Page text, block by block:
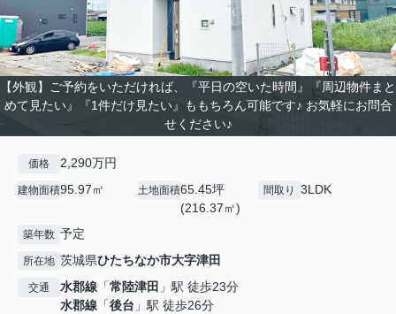
【外観】ご予約をいただければ、『平日の空いた時間』『周辺物件まと
めて見たい』『1件だけ見たい』ももちろん可能です♪ お気軽にお問合
せください♪
価格 2,290万円
建物面積95.97㎡ 土地面積65.45坪
(216.37㎡)
間取り 3LDK
築年数 予定
所在地 茨城県ひたちなか市大字津田
交通 水郡線 「常陸津田 」駅 徒歩23分
水郡線 「後台 」駅 徒歩26分